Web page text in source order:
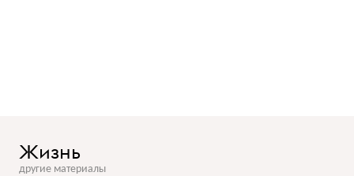
Жизнь
другие материалы